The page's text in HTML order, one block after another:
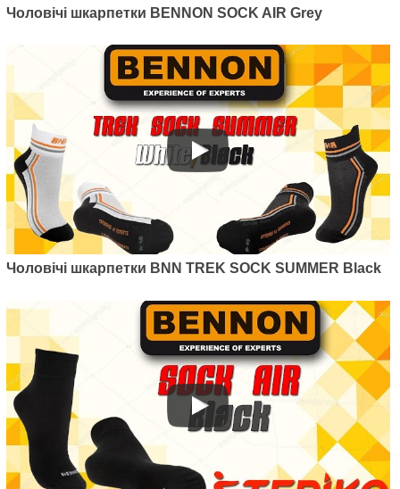
Артикул: D28001
SOCK AIR Grey
250грн.
Артикул: D25001
Чоловічі шкарпетки BENNON
UNIFORM SOCK
грн.
Чоловічі шкарпетки BENNON SOCK AIR Grey
Чоловічі шкарпетки BNN TREK SOCK SUMMER Black